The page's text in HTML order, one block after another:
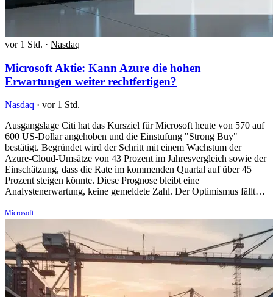
vor 1 Std. · Nasdaq
Microsoft Aktie: Kann Azure die hohen
Erwartungen weiter rechtfertigen?
Nasdaq · vor 1 Std.
Ausgangslage Citi hat das Kursziel für Microsoft heute von 570 auf
600 US-Dollar angehoben und die Einstufung "Strong Buy"
bestätigt. Begründet wird der Schritt mit einem Wachstum der
Azure-Cloud-Umsätze von 43 Prozent im Jahresvergleich sowie der
Einschätzung, dass die Rate im kommenden Quartal auf über 45
Prozent steigen könnte. Diese Prognose bleibt eine
Analystenerwartung, keine gemeldete Zahl. Der Optimismus fällt…
Microsoft